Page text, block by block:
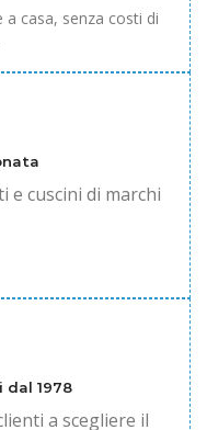
casa, senza costi di
e cuscini di marchi
dal 1978
a scegliere il